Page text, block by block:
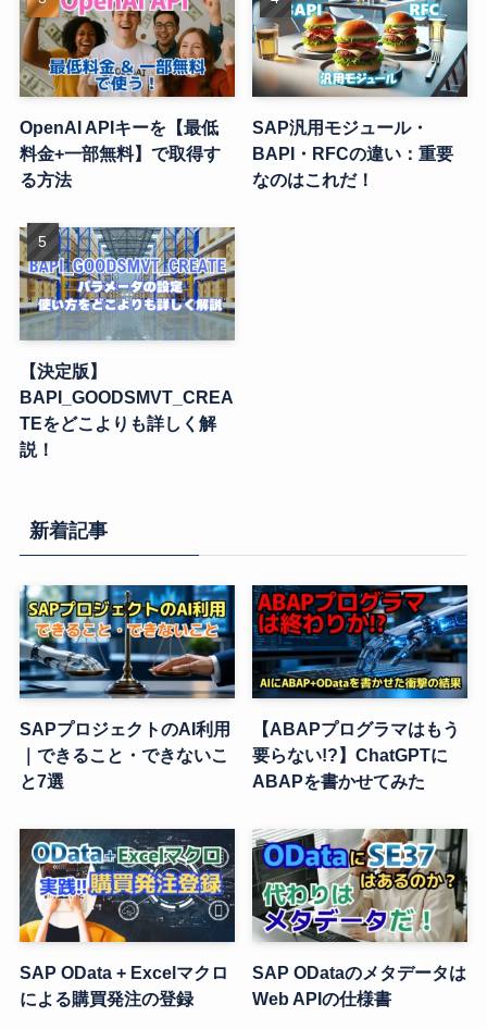
OpenAI APIキーを【最低
料金+一部無料】で取得す
る方法
SAP汎用モジュール・
BAPI・RFCの違い：重要
なのはこれだ！
【決定版】
BAPI_GOODSMVT_CREA
TEをどこよりも詳しく解
説！
新着記事
SAPプロジェクトのAI利用
｜できること・できないこ
と7選
【ABAPプログラマはもう
要らない!?】ChatGPTに
ABAPを書かせてみた
SAP OData + Excelマクロ
による購買発注の登録
SAP ODataのメタデータは
Web APIの仕様書